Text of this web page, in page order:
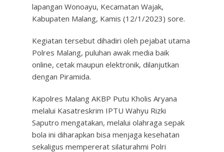
lapangan Wonoayu, Kecamatan Wajak,
Kabupaten Malang, Kamis (12/1/2023) sore.
Kegiatan tersebut dihadiri oleh pejabat utama
Polres Malang, puluhan awak media baik
online, cetak maupun elektronik, dilanjutkan
dengan Piramida.
Kapolres Malang AKBP Putu Kholis Aryana
melalui Kasatreskrim IPTU Wahyu Rizki
Saputro mengatakan, melalui olahraga sepak
bola ini diharapkan bisa menjaga kesehatan
sekaligus mempererat silaturahmi Polri